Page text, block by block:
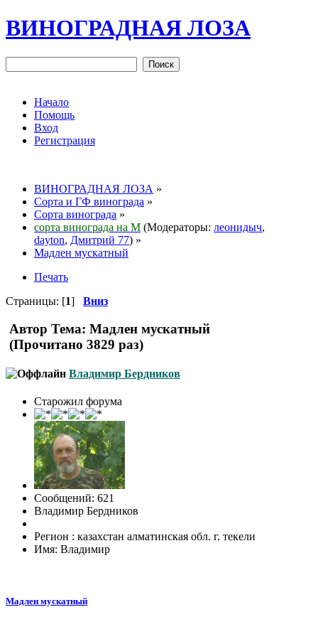
ВИНОГРАДНАЯ ЛОЗА
Начало
Помощь
Вход
Регистрация
ВИНОГРАДНАЯ ЛОЗА »
Сорта и ГФ винограда »
Сорта винограда »
сорта винограда на М (Модераторы: леонидыч,
dayton, Дмитрий 77) »
Мадлен мускатный
Печать
Страницы: [1] Вниз
Автор Тема: Мадлен мускатный
(Прочитано 3829 раз)
Владимир Бердников
Старожил форума
Сообщений: 621
Владимир Бердников
Регион : казахстан алматинская обл. г. текели
Имя: Владимир
Мадлен мускатный